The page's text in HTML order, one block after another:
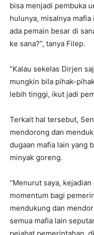
bisa menjadi pembuka
hulunya, misalnya
ada pemain besar di
ke sana?”, tanya Filep.
“Kalau sekelas Dirjen
mungkin bila pihak-
lebih tinggi, ikut jadi
Terkait hal tersebut,
mendorong dan
dugaan mafia lain yang
minyak goreng.
“Menurut saya,
momentum bagi
mendukung dan
semua mafia lain